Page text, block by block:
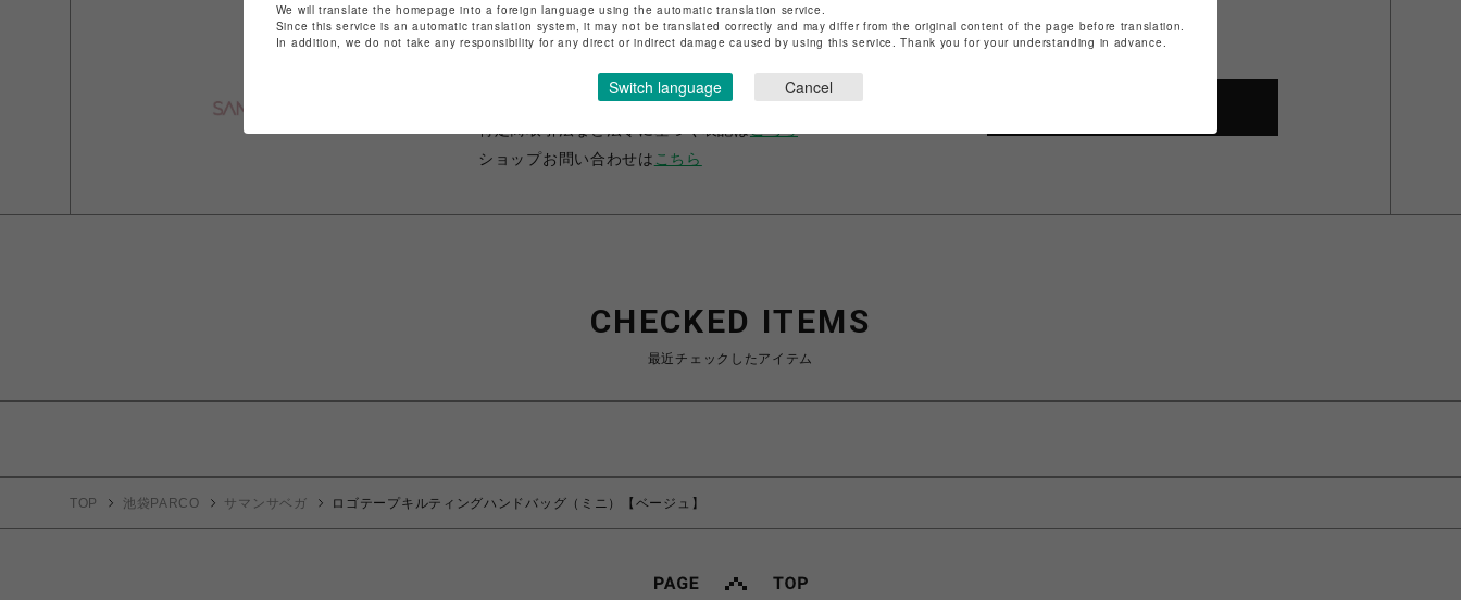
池袋PARCO
ショップお問い合わせは こちら
CHECKED ITEMS
最近チェックしたアイテム
TOP 池袋PARCO サマンサベガ ロゴテープキルティングハンドバッグ（ミニ）【ベージュ】
We will translate the homepage into a foreign language using the automatic translation service.
Since this service is an automatic translation system, it may not be translated correctly and may differ from the original content of the page before translation.
In addition, we do not take any responsibility for any direct or indirect damage caused by using this service. Thank you for your understanding in advance.
Switch language Cancel